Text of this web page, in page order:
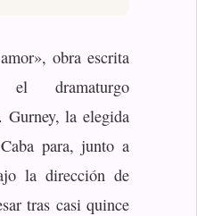
obra escrita
dramaturgo
Gurney, la elegida
para, junto a
la dirección de
tras casi quince